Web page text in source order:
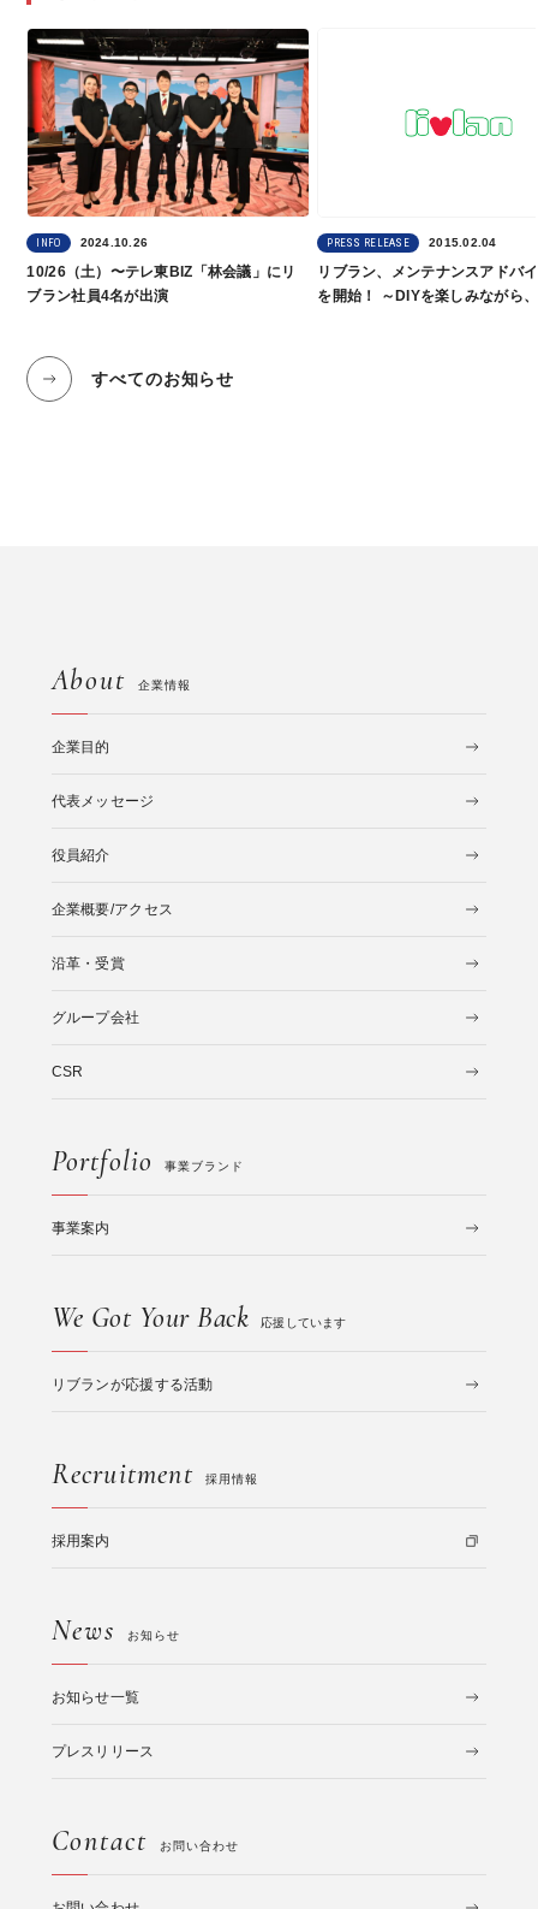
INFO 2024.10.26
10/26（土）〜テレ東BIZ「林会議」にリ
ブラン社員4名が出演
PRESS RELEASE 2015.02.04
リブラン、メンテナンスアドバ
を開始！ ～DIYを楽しみながら
すべてのお知らせ
About 企業情報
企業目的
代表メッセージ
役員紹介
企業概要/アクセス
沿革・受賞
グループ会社
CSR
Portfolio 事業ブランド
事業案内
We Got Your Back 応援しています
リブランが応援する活動
Recruitment 採用情報
採用案内
News お知らせ
お知らせ一覧
プレスリリース
Contact お問い合わせ